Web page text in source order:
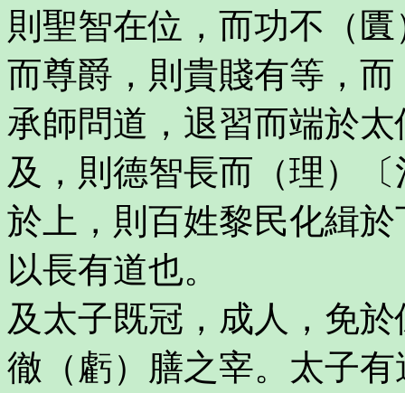
則聖智在位，而功不（
而尊爵，則貴賤有等，
承師問道，退習而端於
及，則德智長而（理）
於上，則百姓黎民化緝
以長有道也。
及太子既冠，成人，免
徹（虧）膳之宰。太子